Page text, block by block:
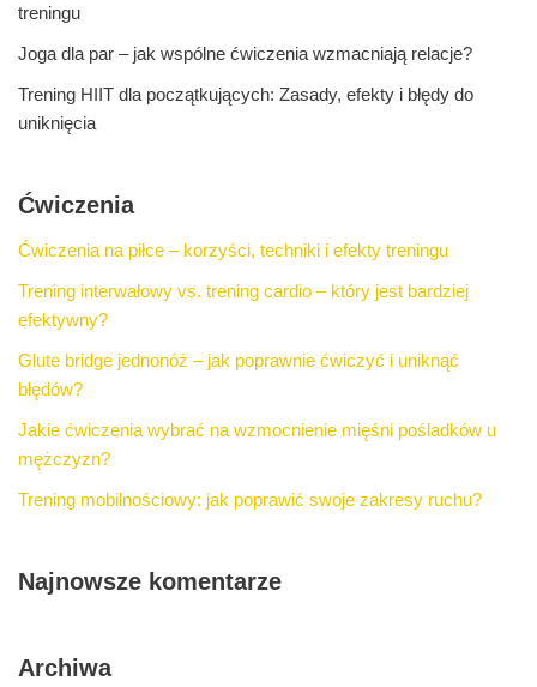
treningu
Joga dla par – jak wspólne ćwiczenia wzmacniają relacje?
Trening HIIT dla początkujących: Zasady, efekty i błędy do
uniknięcia
Ćwiczenia
Ćwiczenia na piłce – korzyści, techniki i efekty treningu
Trening interwałowy vs. trening cardio – który jest bardziej
efektywny?
Glute bridge jednonóż – jak poprawnie ćwiczyć i uniknąć
błędów?
Jakie ćwiczenia wybrać na wzmocnienie mięśni pośladków u
mężczyzn?
Trening mobilnościowy: jak poprawić swoje zakresy ruchu?
Najnowsze komentarze
Archiwa